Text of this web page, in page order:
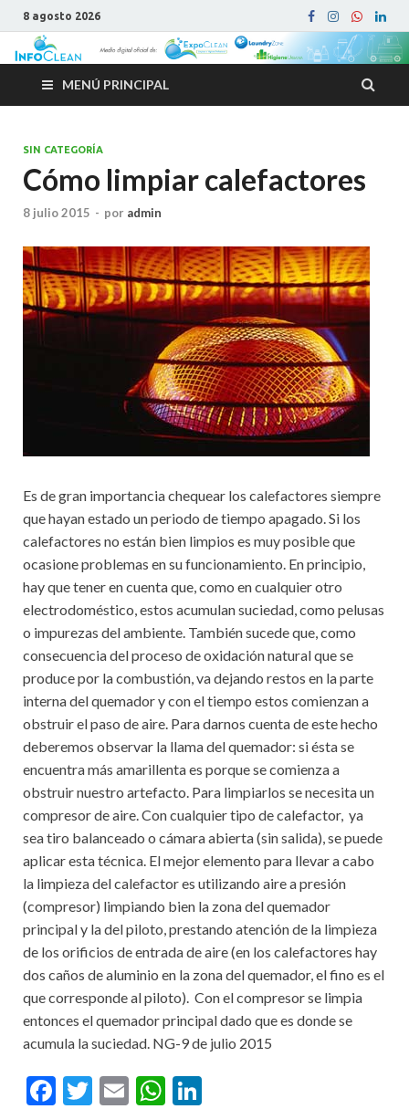
8 agosto 2026
MENÚ PRINCIPAL
SIN CATEGORÍA
Cómo limpiar calefactores
8 julio 2015 - por admin
Es de gran importancia chequear los calefactores siempre
que hayan estado un periodo de tiempo apagado. Si los
calefactores no están bien limpios es muy posible que
ocasione problemas en su funcionamiento. En principio,
hay que tener en cuenta que, como en cualquier otro
electrodoméstico, estos acumulan suciedad, como pelusas
o impurezas del ambiente. También sucede que, como
consecuencia del proceso de oxidación natural que se
produce por la combustión, va dejando restos en la parte
interna del quemador y con el tiempo estos comienzan a
obstruir el paso de aire. Para darnos cuenta de este hecho
deberemos observar la llama del quemador: si ésta se
encuentra más amarillenta es porque se comienza a
obstruir nuestro artefacto. Para limpiarlos se necesita un
compresor de aire. Con cualquier tipo de calefactor, ya
sea tiro balanceado o cámara abierta (sin salida), se puede
aplicar esta técnica. El mejor elemento para llevar a cabo
la limpieza del calefactor es utilizando aire a presión
(compresor) limpiando bien la zona del quemador
principal y la del piloto, prestando atención de la limpieza
de los orificios de entrada de aire (en los calefactores hay
dos caños de aluminio en la zona del quemador, el fino es el
que corresponde al piloto). Con el compresor se limpia
entonces el quemador principal dado que es donde se
acumula la suciedad. NG-9 de julio 2015
F
T
E
W